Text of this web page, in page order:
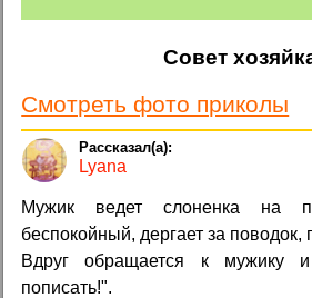
Совет
Смотреть фото приколы
Lyana
Мужик ведет слоненка на
беспокойный, дергает за поводок,
Вдруг обращается к мужику и
пописать!".